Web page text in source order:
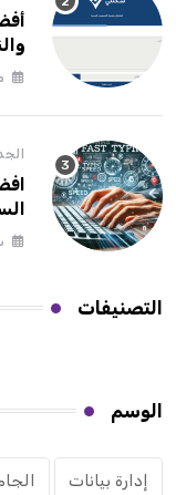
التصنيفات
الوسم
إدارة بيانات